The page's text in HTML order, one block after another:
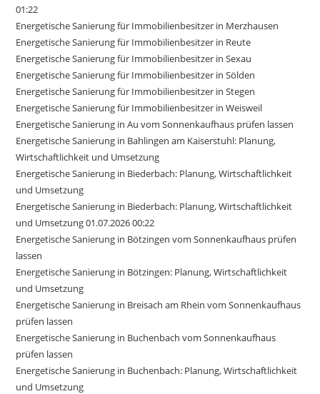
01:22
Energetische Sanierung für Immobilienbesitzer in Merzhausen
Energetische Sanierung für Immobilienbesitzer in Reute
Energetische Sanierung für Immobilienbesitzer in Sexau
Energetische Sanierung für Immobilienbesitzer in Sölden
Energetische Sanierung für Immobilienbesitzer in Stegen
Energetische Sanierung für Immobilienbesitzer in Weisweil
Energetische Sanierung in Au vom Sonnenkaufhaus prüfen lassen
Energetische Sanierung in Bahlingen am Kaiserstuhl: Planung,
Wirtschaftlichkeit und Umsetzung
Energetische Sanierung in Biederbach: Planung, Wirtschaftlichkeit
und Umsetzung
Energetische Sanierung in Biederbach: Planung, Wirtschaftlichkeit
und Umsetzung 01.07.2026 00:22
Energetische Sanierung in Bötzingen vom Sonnenkaufhaus prüfen
lassen
Energetische Sanierung in Bötzingen: Planung, Wirtschaftlichkeit
und Umsetzung
Energetische Sanierung in Breisach am Rhein vom Sonnenkaufhaus
prüfen lassen
Energetische Sanierung in Buchenbach vom Sonnenkaufhaus
prüfen lassen
Energetische Sanierung in Buchenbach: Planung, Wirtschaftlichkeit
und Umsetzung